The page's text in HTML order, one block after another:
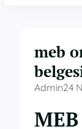
meb
Admin24